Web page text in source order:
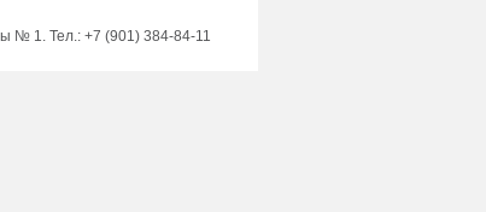
№ 1. Тел.: +7 (901) 384-84-11